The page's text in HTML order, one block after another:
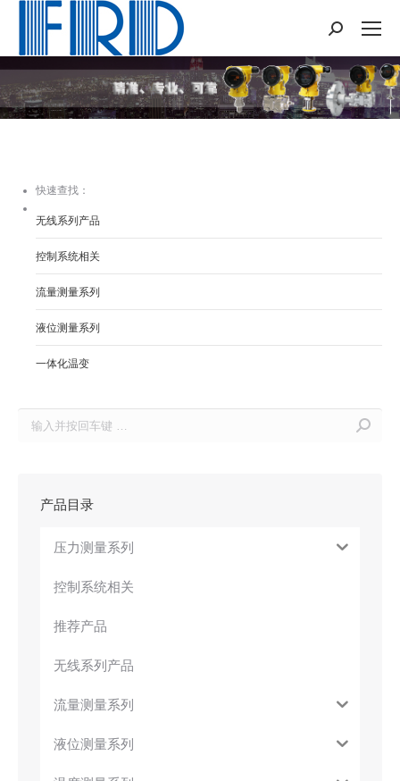
Search:
您在这里：
快速查找：
无线系列产品
控制系统相关
流量测量系列
液位测量系列
一体化温变
产品目录
压力测量系列
控制系统相关
推荐产品
无线系列产品
流量测量系列
液位测量系列